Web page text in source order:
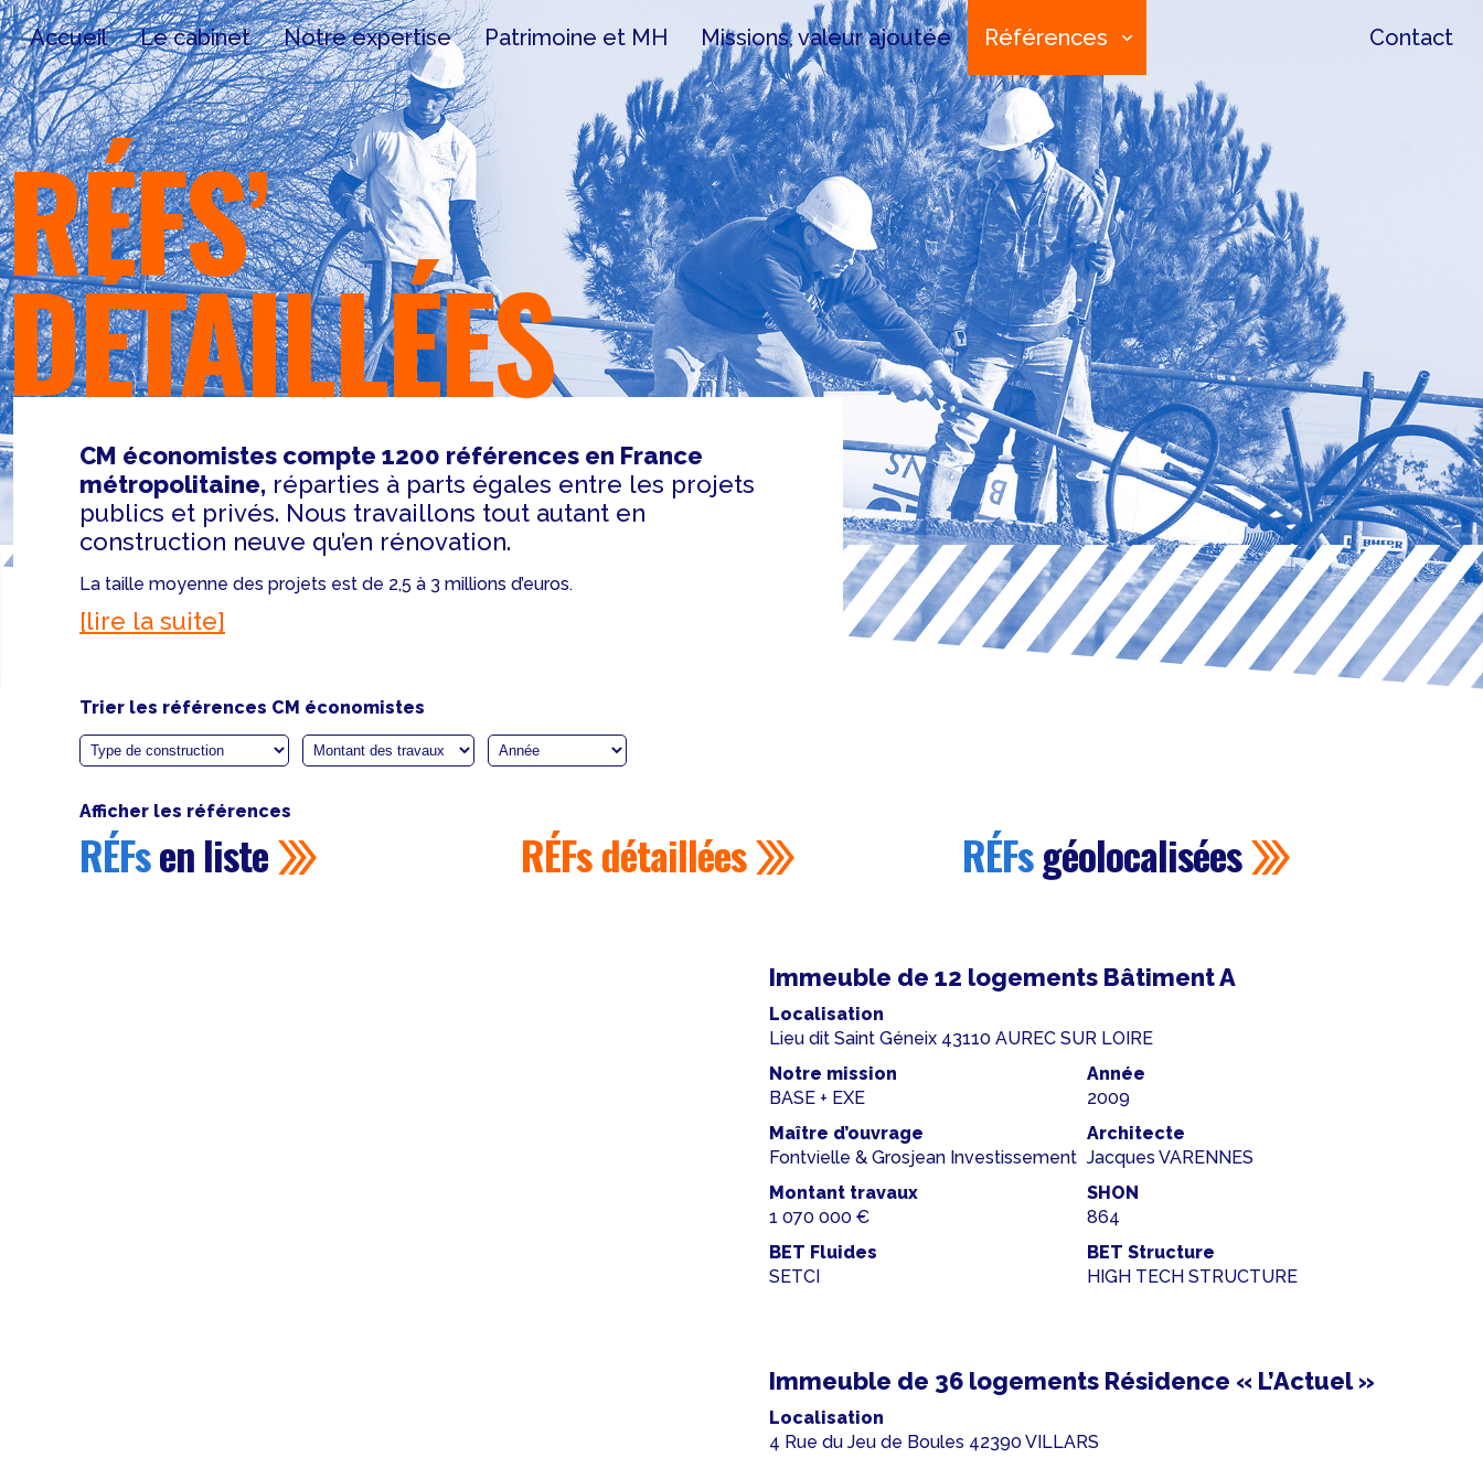
Accueil Le cabinet Notre expertise Patrimoine et MH Missions, valeur ajoutée Références Contact
RÉFS’
DÉTAILLÉES
CM économistes compte 1200 références en France
métropolitaine, réparties à parts égales entre les projets
publics et privés. Nous travaillons tout autant en
construction neuve qu’en rénovation.
La taille moyenne des projets est de 2,5 à 3 millions d’euros.
[lire la suite]
Trier les références CM économistes
Afficher les références
RÉFsen liste RÉFsdétaillées RÉFsgéolocalisées
Immeuble de 12 logements Bâtiment A
Localisation
Lieu dit Saint Géneix 43110 AUREC SUR LOIRE
Notre mission
BASE + EXE
Année
2009
Maître d’ouvrage
Fontvielle & Grosjean Investissement
Architecte
Jacques VARENNES
Montant travaux
1 070 000 €
SHON
864
BET Fluides
SETCI
BET Structure
HIGH TECH STRUCTURE
Immeuble de 36 logements Résidence « L’Actuel »
Localisation
4 Rue du Jeu de Boules 42390 VILLARS